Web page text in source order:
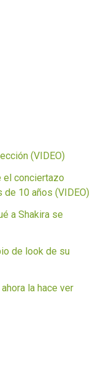
(VIDEO)
el conciertazo
de 10 años (VIDEO)
a Shakira se
de look de su
la hace ver